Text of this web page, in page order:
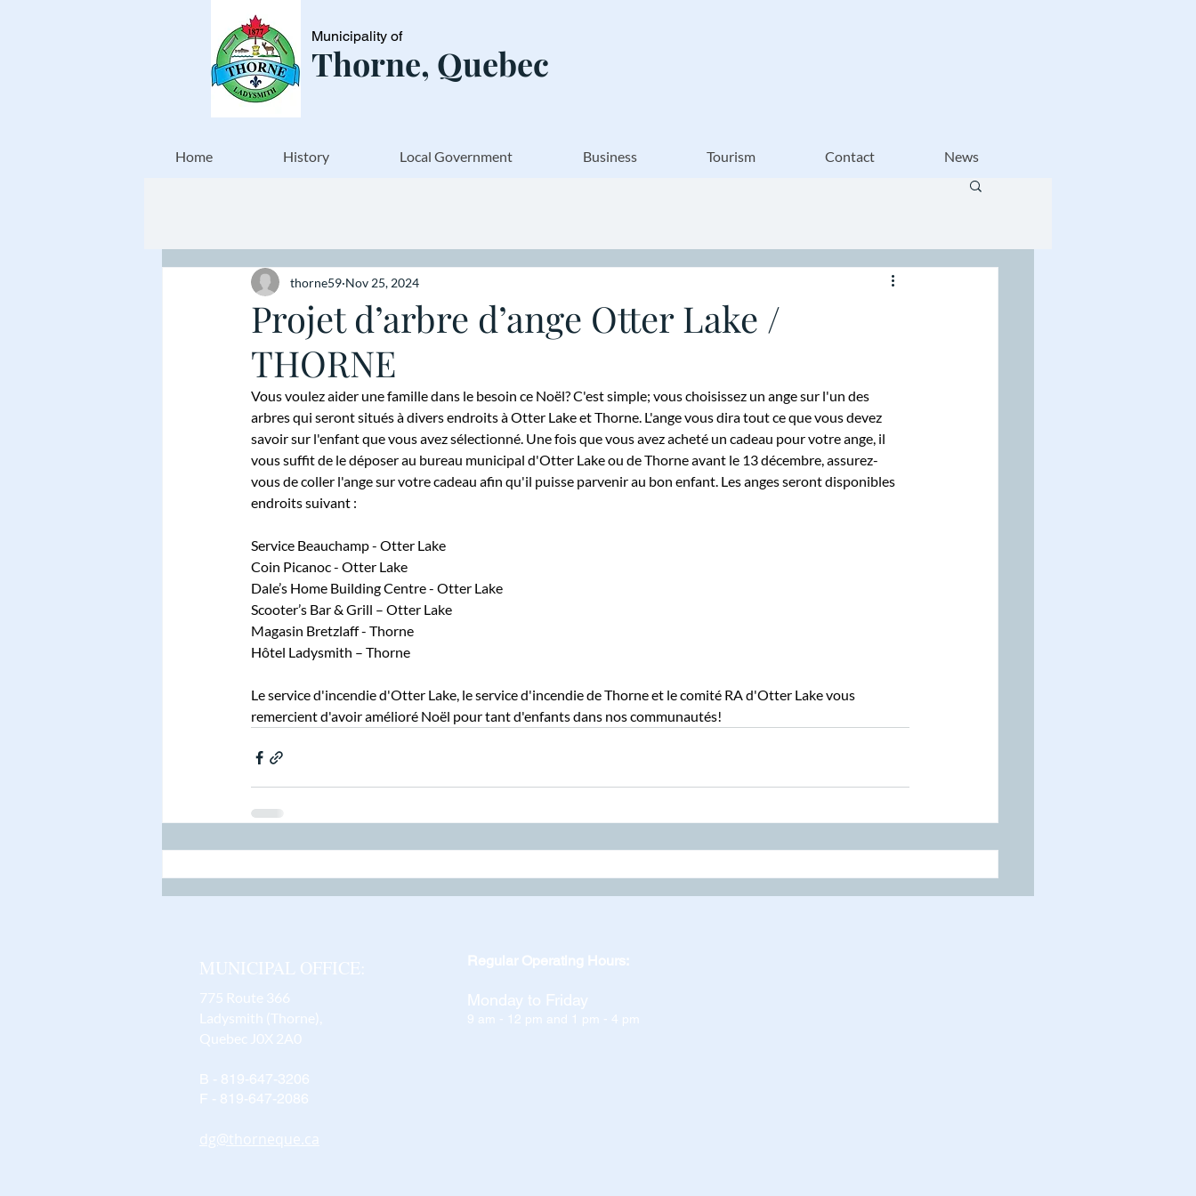
Municipality of
Thorne, Quebec
Home History Local Government Business Tourism Contact News
Projet d’arbre d’ange Otter Lake /
THORNE
thorne59 Nov 25, 2024
Vous voulez aider une famille dans le besoin ce Noël? C'est simple; vous choisissez un ange sur l'un des
arbres qui seront situés à divers endroits à Otter Lake et Thorne. L'ange vous dira tout ce que vous devez
savoir sur l'enfant que vous avez sélectionné. Une fois que vous avez acheté un cadeau pour votre ange, il
vous suffit de le déposer au bureau municipal d'Otter Lake ou de Thorne avant le 13 décembre, assurez-
vous de coller l'ange sur votre cadeau afin qu'il puisse parvenir au bon enfant. Les anges seront disponibles
endroits suivant :
Service Beauchamp - Otter Lake
Coin Picanoc - Otter Lake
Dale’s Home Building Centre - Otter Lake
Scooter’s Bar & Grill – Otter Lake
Magasin Bretzlaff - Thorne
Hôtel Ladysmith – Thorne
Le service d'incendie d'Otter Lake, le service d'incendie de Thorne et le comité RA d'Otter Lake vous
remercient d'avoir amélioré Noël pour tant d'enfants dans nos communautés!
MUNICIPAL OFFICE:
775 Route 366
Ladysmith (Thorne),
Quebec J0X 2A0
B - 819-647-3206
F - 819-647-2086
dg@thorneque.ca
Regular Operating Hours:
Monday to Friday
9 am - 12 pm and 1 pm - 4 pm